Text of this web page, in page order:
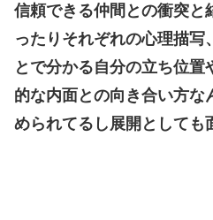
信頼できる仲間との衝突と
ったりそれぞれの心理描写
とで分かる自分の立ち位
的な内面との向き合い方な
められてるし展開としても